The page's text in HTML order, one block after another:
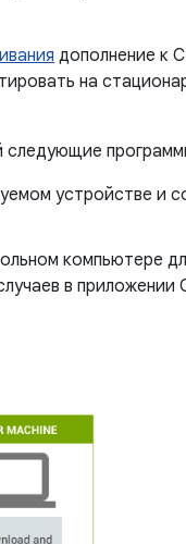
дополнение к
на
следующие
устройстве и
компьютере
в приложении